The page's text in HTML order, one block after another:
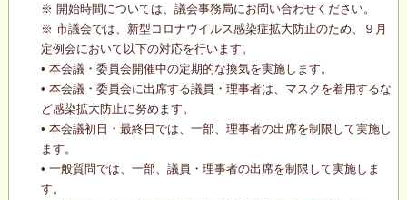
※ 開始時間については、議会事務局にお問い合わせください。
※ 市議会では、新型コロナウイルス感染症拡大防止のため、９月
定例会において以下の対応を行います。
• 本会議・委員会開催中の定期的な換気を実施します。
• 本会議・委員会に出席する議員・理事者は、マスクを着用するな
ど感染拡大防止に努めます。
• 本会議初日・最終日では、一部、理事者の出席を制限して実施し
ます。
• 一般質問では、一部、議員・理事者の出席を制限して実施しま
す。